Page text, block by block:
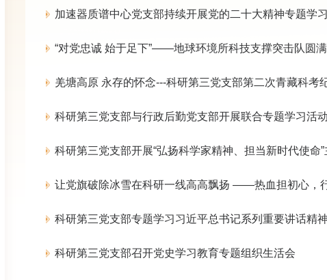
加速器质谱中心党支部持续开展党的二十大精神专题学
“对党忠诚 始于足下”——地球环境所科技支撑突击队圆
羌塘高原 永存的怀念---科研第三党支部第二次青藏科考
科研第三党支部与行政后勤党支部开展联合专题学习活动
科研第三党支部开展“弘扬科学家精神、担当新时代使命
让党旗破除冰雪在科研一线高高飘扬 ——热血担初心，
科研第三党支部专题学习习近平总书记系列重要讲话精神
科研第三党支部召开党史学习教育专题组织生活会